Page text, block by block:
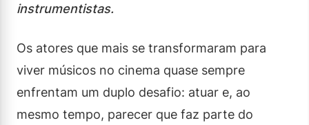
instrumentistas.
Os atores que mais se transformaram para
viver músicos no cinema quase sempre
enfrentam um duplo desafio: atuar e, ao
mesmo tempo, parecer que faz parte do